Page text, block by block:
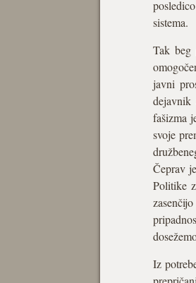
sistema.
Tak beg
javni
dejavnik
fašizma
svoje
Čeprav
Politike
Iz